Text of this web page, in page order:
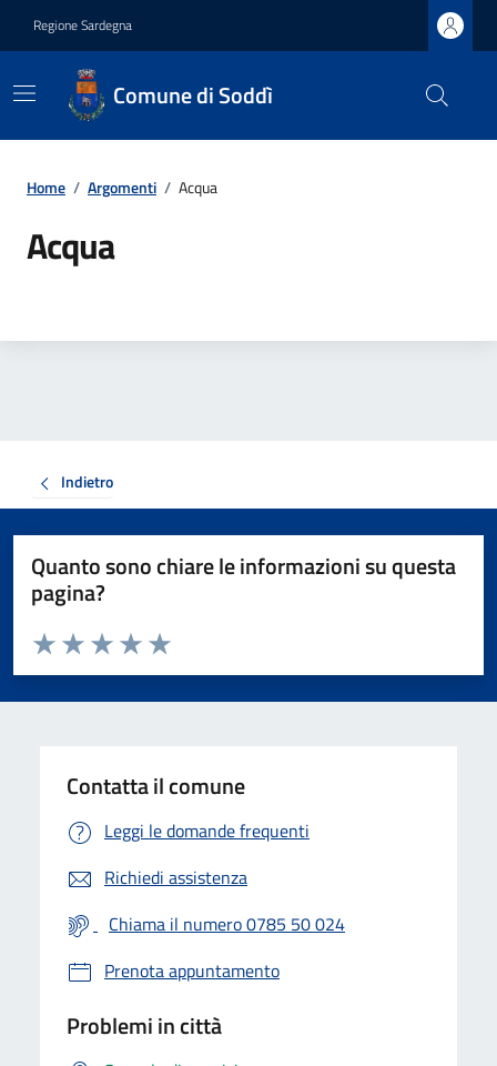
Regione Sardegna
Comune di Soddì
Home / Argomenti / Acqua
Acqua
Indietro
Quanto sono chiare le informazioni su questa
pagina?
Valuta da 1 a 5 stelle la pagina
Valuta 5 stelle su 5
Valuta 4 stelle su 5
Valuta 3 stelle su 5
Valuta 2 stelle su 5
Valuta 1 stelle su 5
Contatta il comune
Leggi le domande frequenti
Richiedi assistenza
Chiama il numero 0785 50 024
Prenota appuntamento
Problemi in città